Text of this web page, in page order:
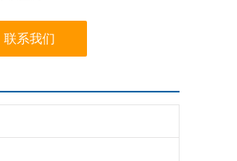
联系我们